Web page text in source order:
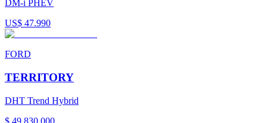
DM-i PHEV
US$ 47.990
FORD
TERRITORY
DHT Trend Hybrid
$ 49.830.000